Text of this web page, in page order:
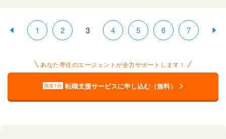
1 2 3 4 5 6 7
あなた専任のエージェントが全力サポートします！
簡単1分 転職支援サービスに申し込む（無料）